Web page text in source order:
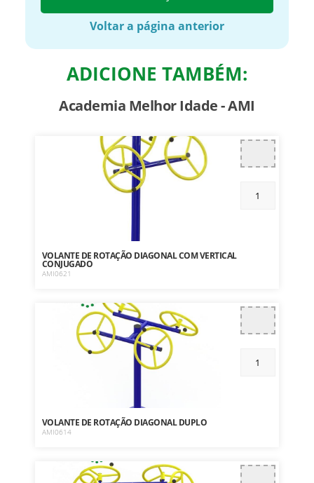
Voltar a página anterior
ADICIONE TAMBÉM:
Academia Melhor Idade - AMI
VOLANTE DE ROTAÇÃO DIAGONAL COM VERTICAL
CONJUGADO
AMI0621
VOLANTE DE ROTAÇÃO DIAGONAL DUPLO
AMI0614